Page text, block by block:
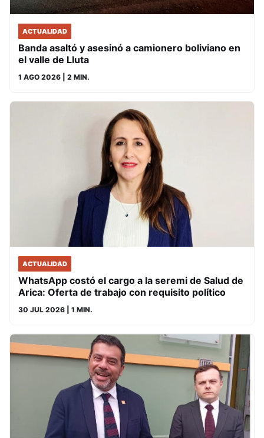
ACTUALIDAD
Banda asaltó y asesinó a camionero boliviano en
el valle de Lluta
1 AGO 2026 | 2 MIN.
ACTUALIDAD
WhatsApp costó el cargo a la seremi de Salud de
Arica: Oferta de trabajo con requisito político
30 JUL 2026 | 1 MIN.